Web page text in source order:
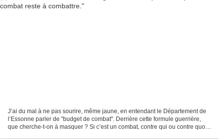
J’ai du mal à ne pas sourire, même jaune, en entendant le Département de
l’Essonne parler de "budget de combat". Derrière cette formule guerrière,
que cherche-t-on à masquer ? Si c’est un combat, contre qui ou contre quoi